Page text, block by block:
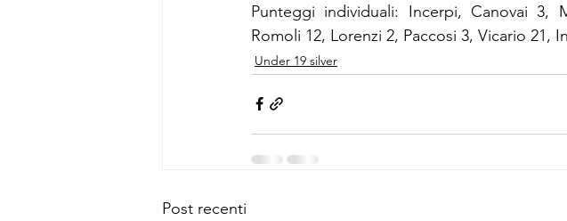
Punteggi individuali: Incerpi, Canovai 3,
Romoli 12, Lorenzi 2, Paccosi 3, Vicario 21,
Under 19 silver
Post recenti